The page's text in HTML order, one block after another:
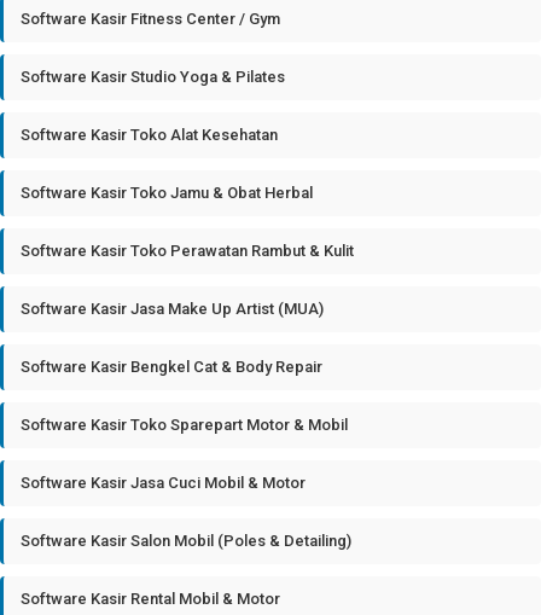
Software Kasir Fitness Center / Gym
Software Kasir Studio Yoga & Pilates
Software Kasir Toko Alat Kesehatan
Software Kasir Toko Jamu & Obat Herbal
Software Kasir Toko Perawatan Rambut & Kulit
Software Kasir Jasa Make Up Artist (MUA)
Software Kasir Bengkel Cat & Body Repair
Software Kasir Toko Sparepart Motor & Mobil
Software Kasir Jasa Cuci Mobil & Motor
Software Kasir Salon Mobil (Poles & Detailing)
Software Kasir Rental Mobil & Motor